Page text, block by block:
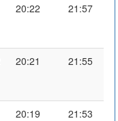
20:22 21:57
20:21 21:55
20:19 21:53